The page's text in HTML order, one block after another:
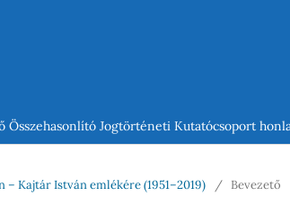
Összehasonlító Jogtörténeti Kutatócsoport
– Kajtár István emlékére (1951–2019) / Bevezető